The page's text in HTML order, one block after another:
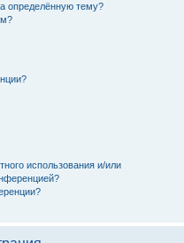
определённую тему?
использования и/или